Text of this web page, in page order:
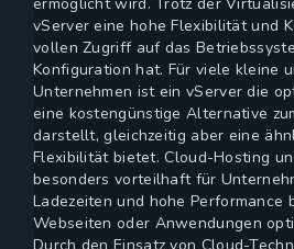
vServer eine hohe Flexibilität und
vollen Zugriff auf das
Konfiguration hat. Für viele kleine
Unternehmen ist ein vServer die
eine kostengünstige Alternative
darstellt, gleichzeitig aber eine
Flexibilität bietet. Cloud-Hosting
besonders vorteilhaft für
Ladezeiten und hohe Performance
Webseiten oder Anwendungen